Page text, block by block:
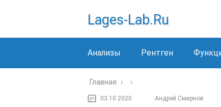
Lages-Lab.ru
Анализы Рентген
Главная › ›
03.10.2020 Андрей Смирнов